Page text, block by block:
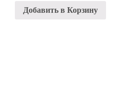
Добавить в Корзину